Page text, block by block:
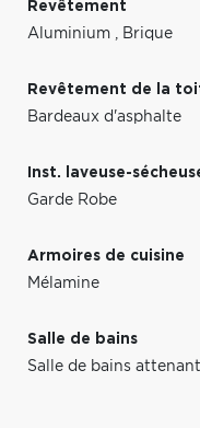
Revêtement
Aluminium , Brique
Revêtement de la
Bardeaux d'asphalte
Inst. laveuse-
Garde Robe
Armoires de cuisine
Mélamine
Salle de bains
Salle de bains